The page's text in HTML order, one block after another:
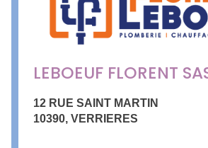
LEBOEUF FLORENT
12 RUE SAINT MARTIN
10390, VERRIERES